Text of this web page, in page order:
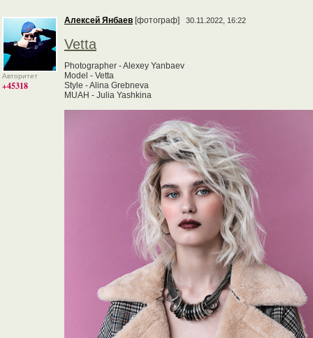
Авторитет
+45318
Алексей Янбаев [фотограф] 30.11.2022, 16:22
Vetta
Photographer - Alexey Yanbaev
Model - Vetta
Style - Alina Grebneva
MUAH - Julia Yashkina